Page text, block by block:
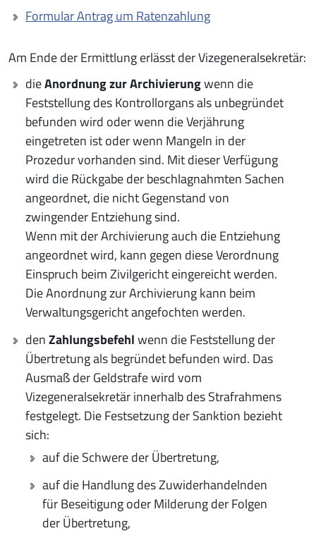
Formular Antrag um Ratenzahlung
Am Ende der Ermittlung erlässt der Vizegeneralsekretär:
dieAnordnung zur Archivierungwenn die
Feststellung des Kontrollorgans als unbegründet
befunden wird oder wenn die Verjährung
eingetreten ist oder wenn Mangeln in der
Prozedur vorhanden sind. Mit dieser Verfügung
wird die Rückgabe der beschlagnahmten Sachen
angeordnet, die nicht Gegenstand von
zwingender Entziehung sind.
Wenn mit der Archivierung auch die Entziehung
angeordnet wird, kann gegen diese Verordnung
Einspruch beim Zivilgericht eingereicht werden.
Die Anordnung zur Archivierung kann beim
Verwaltungsgericht angefochten werden.
denZahlungsbefehlwenn die Feststellung der
Übertretung als begründet befunden wird. Das
Ausmaß der Geldstrafe wird vom
Vizegeneralsekretär innerhalb des Strafrahmens
festgelegt. Die Festsetzung der Sanktion bezieht
sich:
auf die Schwere der Übertretung,
auf die Handlung des Zuwiderhandelnden
für Beseitigung oder Milderung der Folgen
der Übertretung,